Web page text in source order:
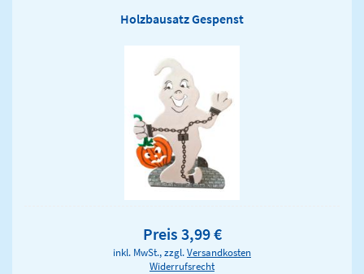
Holzbausatz Gespenst
Preis 3,99 €
inkl. MwSt., zzgl.Versandkosten
Widerrufsrecht